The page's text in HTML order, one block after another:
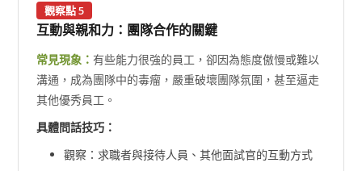
觀察點 5
互動與親和力：團隊合作的關鍵
常見現象：有些能力很強的員工，卻因為態度傲慢或難以
溝通，成為團隊中的毒瘤，嚴重破壞團隊氛圍，甚至逼走
其他優秀員工。
具體問話技巧：
觀察：求職者與接待人員、其他面試官的互動方式